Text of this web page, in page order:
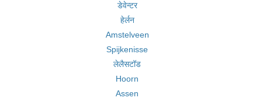
डेवेन्टर
हेर्लन
Amstelveen
Spijkenisse
लेलैसटॉड
Hoorn
Assen